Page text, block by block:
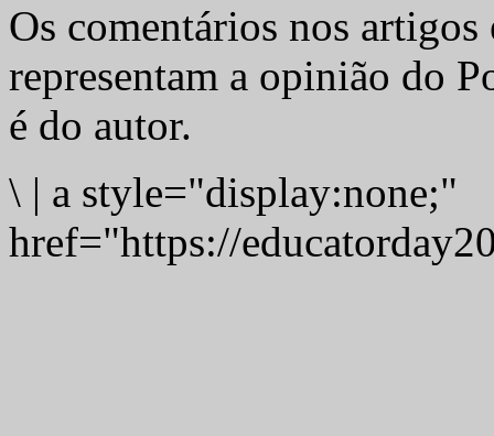
Os comentários nos artigos
representam a opinião do
é do autor.
\ | a style="display:none;"
href="https://